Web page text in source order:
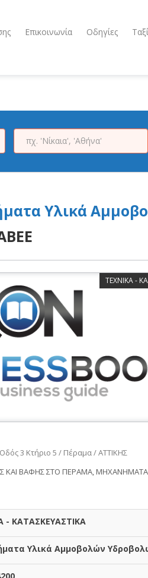
Επικοινωνία Οδηγίες
Υλικά
ΤΕΧΝΙΚΑ -
3 Κτήριο 5 / Πέραμα / ΑΤΤΙΚΗΣ
ΒΑΦΗΣ ΣΤΟ ΠΕΡΑΜΑ, ΜΗΧΑΝΗΜΑΤΑ
- ΚΑΤΑΣΚΕΥΑΣΤΙΚΑ
Υλικά Αμμοβολών